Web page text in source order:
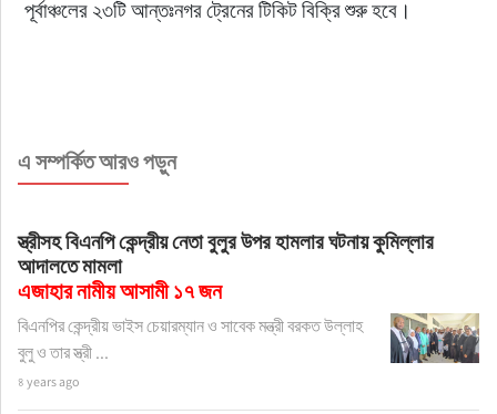
পূর্বাঞ্চলের ২৩টি আন্তঃনগর ট্রেনের টিকিট বিক্রি শুরু হবে।
এ সম্পর্কিত আরও পড়ুন
স্ত্রীসহ বিএনপি কেন্দ্রীয় নেতা বুলুর উপর হামলার ঘটনায় কুমিল্লার
আদালতে মামলা
এজাহার নামীয় আসামী ১৭ জন
বিএনপির কেন্দ্রীয় ভাইস চেয়ারম্যান ও সাবেক মন্ত্রী বরকত উল্লাহ
বুলু ও তার স্ত্রী ...
৪ years ago